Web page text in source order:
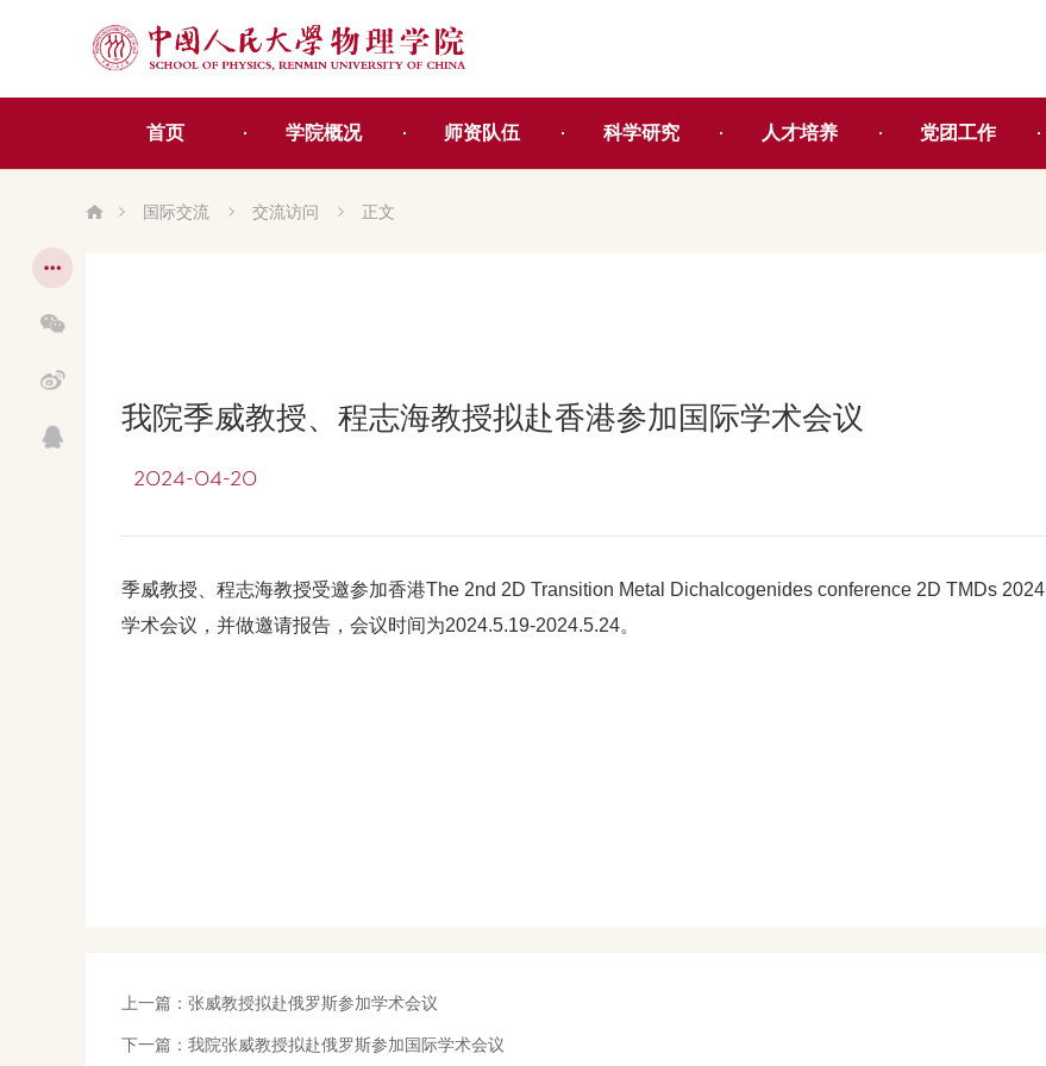
首页 学院概况 师资队伍 科学研究 人才培养 党团工作
国际交流 交流访问 正文
我院季威教授、程志海教授拟赴香港参加国际学术会议
2024-04-20
季威教授、程志海教授受邀参加香港The 2nd 2D Transition Metal Dichalcogenides conference 2D TMDs 2024
学术会议，并做邀请报告，会议时间为2024.5.19-2024.5.24。
上一篇： 张威教授拟赴俄罗斯参加学术会议
下一篇： 我院张威教授拟赴俄罗斯参加国际学术会议